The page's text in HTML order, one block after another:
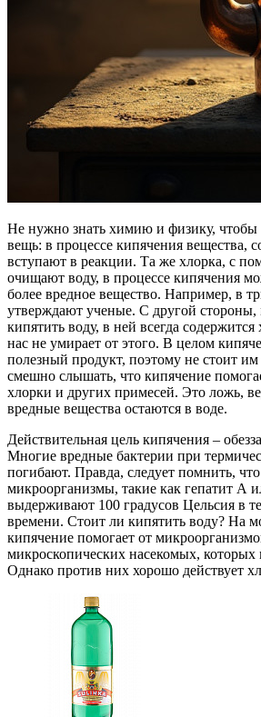
Не нужно знать химию и физику, чтобы
вещь: в процессе кипячения вещества,
вступают в реакции. Та же хлорка, с
очищают воду, в процессе кипячения
более вредное вещество. Например, в
утверждают ученые. С другой
кипятить воду, в ней всегда
нас не умирает от этого. В целом
полезный продукт, поэтому не стоит
смешно слышать, что кипячение
хлорки и других примесей. Это ложь,
вредные вещества остаются в воде.
Действительная цель кипячения –
Многие вредные бактерии при
погибают. Правда, следует помнить,
микроорганизмы, такие как гепатит А
выдерживают 100 градусов Цельсия в
времени. Стоит ли кипятить воду? На
кипячение помогает от
микроскопических насекомых, которых
Однако против них хорошо действует